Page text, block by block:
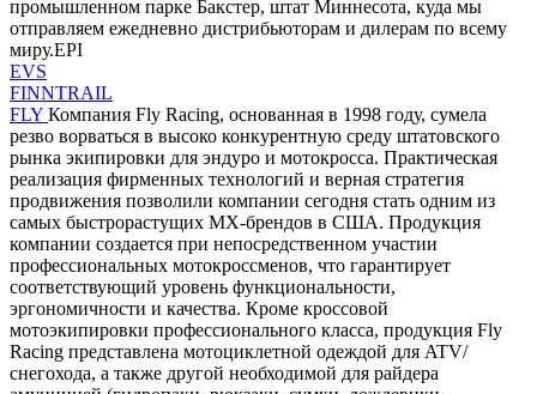
промышленном парке Бакстер, штат Миннесота, куда мы
отправляем ежедневно дистрибьюторам и дилерам по всему
миру.EPI
EVS
FINNTRAIL
FLY Компания Fly Racing, основанная в 1998 году, сумела
резво ворваться в высоко конкурентную среду штатовского
рынка экипировки для эндуро и мотокросса. Практическая
реализация фирменных технологий и верная стратегия
продвижения позволили компании сегодня стать одним из
самых быстрорастущих MX-брендов в США. Продукция
компании создается при непосредственном участии
профессиональных мотокроссменов, что гарантирует
соответствующий уровень функциональности,
эргономичности и качества. Кроме кроссовой
мотоэкипировки профессионального класса, продукция Fly
Racing представлена мотоциклетной одеждой для ATV/
снегохода, а также другой необходимой для райдера